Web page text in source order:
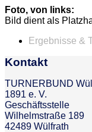
Foto, von links:
Bild dient als
Ergebnisse &
Kontakt
TURNERBUND
1891 e. V.
Geschäftsstelle
Wilhelmstraße 189
42489 Wülfrath